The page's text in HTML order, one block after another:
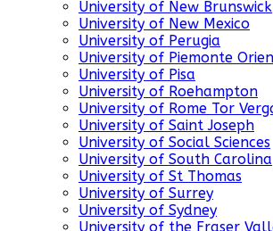
University of New Brunswick
University of New Mexico
University of Perugia
University of Piemonte
University of Pisa
University of Roehampton
University of Rome Tor
University of Saint Joseph
University of Social Sciences
University of South Carolina
University of St Thomas
University of Surrey
University of Sydney
University of the Fraser